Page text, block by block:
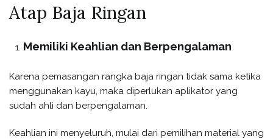
Atap Baja Ringan
Memiliki Keahlian dan Berpengalaman
Karena pemasangan rangka baja ringan tidak sama ketika
menggunakan kayu, maka diperlukan aplikator yang
sudah ahli dan berpengalaman.
Keahlian ini menyeluruh, mulai dari pemilihan material yang